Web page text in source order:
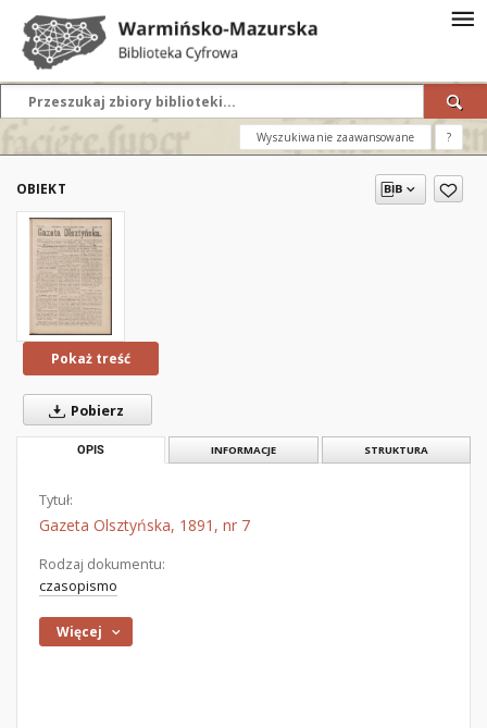
Wyszukiwanie zaawansowane ?
OBIEKT
Pokaż treść
Pobierz
OPIS INFORMACJE STRUKTURA
Tytuł:
Gazeta Olsztyńska, 1891, nr 7
Rodzaj dokumentu:
czasopismo
Więcej